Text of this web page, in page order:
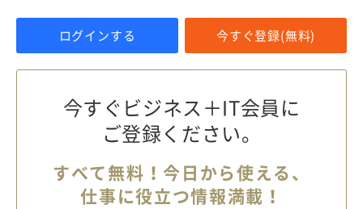
ログインする 今すぐ登録(無料)
今すぐビジネス＋IT会員に
ご登録ください。
すべて無料！今日から使える、
仕事に役立つ情報満載！